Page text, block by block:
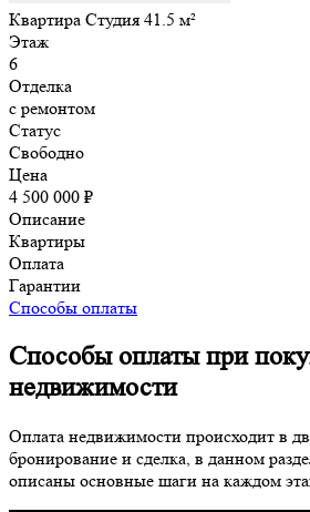
Квартира Студия 41.5 м²
Этаж
6
Отделка
с ремонтом
Статус
Свободно
Цена
4 500 000 ₽
Описание
Квартиры
Оплата
Гарантии
Способы оплаты
Способы оплаты при
недвижимости
Оплата недвижимости происходит в
бронирование и сделка, в данном
описаны основные шаги на каждом